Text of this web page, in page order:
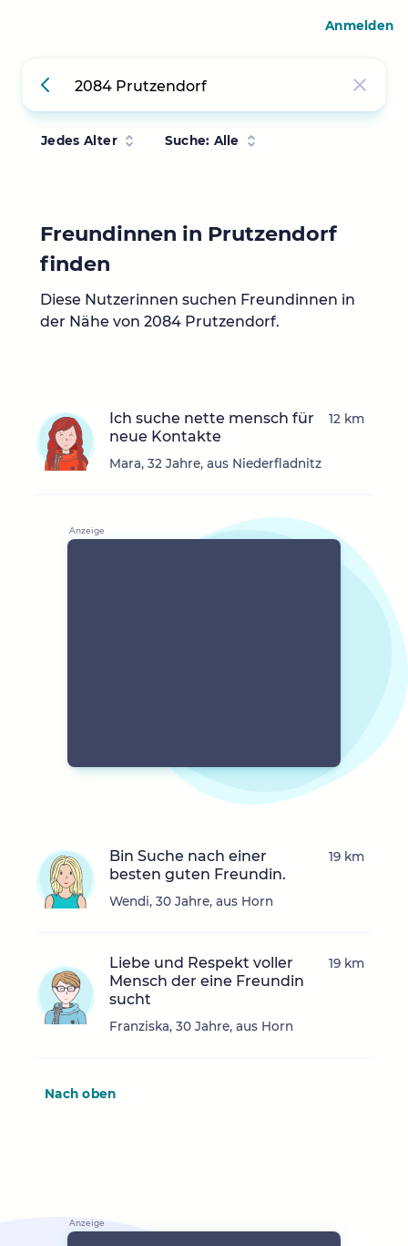
Jedes Alter Suche: Alle
Freundinnen in Prutzendorf
finden
Diese Nutzerinnen suchen Freundinnen in
der Nähe von 2084 Prutzendorf.
Ich suche nette mensch für
neue Kontakte
Mara, 32 Jahre, aus Niederfladnitz
12 km
Bin Suche nach einer
besten guten Freundin.
Wendi, 30 Jahre, aus Horn
19 km
Liebe und Respekt voller
Mensch der eine Freundin
sucht
Franziska, 30 Jahre, aus Horn
19 km
Nach oben
Anmelden